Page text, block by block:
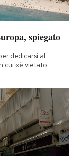
spiegato
dedicarsi al
cui «è vietato